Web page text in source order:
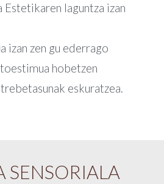
laguntza izan
izan zen gu ederrago
hobetzen
eskuratzea.
SENSORIALA